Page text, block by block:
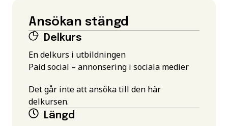
Ansökan stängd
Delkurs
En delkurs i utbildningen
Paid social – annonsering i sociala medier
Det går inte att ansöka till den här
delkursen.
Längd